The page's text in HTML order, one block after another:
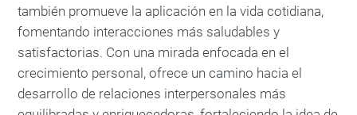
también promueve la aplicación en la vida cotidiana,
fomentando interacciones más saludables y
satisfactorias. Con una mirada enfocada en el
crecimiento personal, ofrece un camino hacia el
desarrollo de relaciones interpersonales más